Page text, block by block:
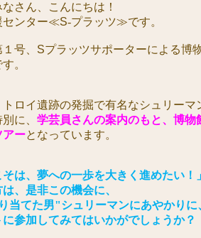
さん、こんにちは！
センター≪S‐プラッツ≫です。
号、 Sプラッツサポーターによる博
。
トロイ遺跡の発掘で有名なシュリー
に、 学芸員さんの案内のもと、博
アーとなっています。
そは、夢への一歩を大きく進めたい！
、是非この機会に、
当てた男"シュリーマンにあやかりに
に参加してみてはいかがでしょうか？